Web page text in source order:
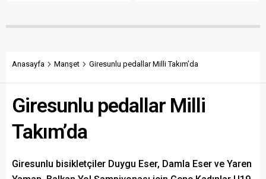
“Üreticinin alın terini yabancı
attıklarını belirterek iş
taraftarları kulübe destek
Anasayfa Manşet Giresunlu pedallar Milli Takım’da
Giresunlu pedallar Milli
Takım’da
Giresunlu bisikletçiler Duygu Eser, Damla Eser ve Yaren